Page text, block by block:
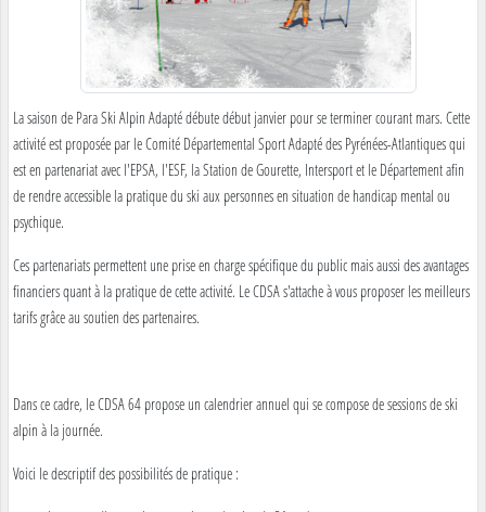
La saison de Para Ski Alpin Adapté débute début janvier pour se terminer courant mars. Cette
activité est proposée par le Comité Départemental Sport Adapté des Pyrénées-Atlantiques qui
est en partenariat avec l'EPSA, l'ESF, la Station de Gourette, Intersport et le Département afin
de rendre accessible la pratique du ski aux personnes en situation de handicap mental ou
psychique.
Ces partenariats permettent une prise en charge spécifique du public mais aussi des avantages
financiers quant à la pratique de cette activité. Le CDSA s'attache à vous proposer les meilleurs
tarifs grâce au soutien des partenaires.
Dans ce cadre, le CDSA 64 propose un calendrier annuel qui se compose de sessions de ski
alpin à la journée.
Voici le descriptif des possibilités de pratique :